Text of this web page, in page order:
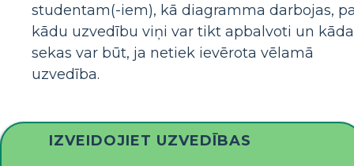
studentam(-iem), kā diagramma darbojas,
kādu uzvedību viņi var tikt apbalvoti un
sekas var būt, ja netiek ievērota vēlamā
uzvedība.
IZVEIDOJIET UZVEDĪBAS